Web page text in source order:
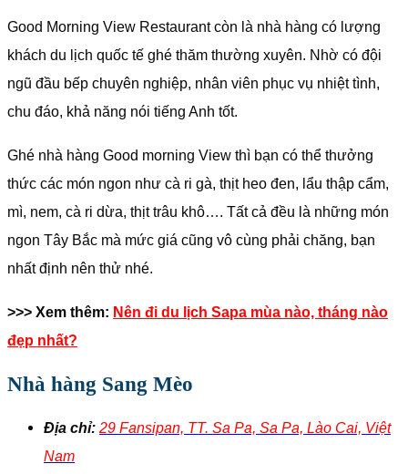
Good Morning View Restaurant còn là nhà hàng có lượng
khách du lịch quốc tế ghé thăm thường xuyên. Nhờ có đội
ngũ đầu bếp chuyên nghiệp, nhân viên phục vụ nhiệt tình,
chu đáo, khả năng nói tiếng Anh tốt.
Ghé nhà hàng Good morning View thì bạn có thể thưởng
thức các món ngon như cà ri gà, thịt heo đen, lẩu thập cẩm,
mì, nem, cà ri dừa, thịt trâu khô…. Tất cả đều là những món
ngon Tây Bắc mà mức giá cũng vô cùng phải chăng, bạn
nhất định nên thử nhé.
>>> Xem thêm: Nên đi du lịch Sapa mùa nào, tháng nào
đẹp nhất?
Nhà hàng Sang Mèo
Địa chỉ: 29 Fansipan, TT. Sa Pa, Sa Pa, Lào Cai, Việt
Nam